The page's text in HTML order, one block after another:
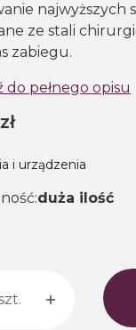
najwyższych
ze stali
zabiegu.
do pełnego opisu
i urządzenia
duża ilość